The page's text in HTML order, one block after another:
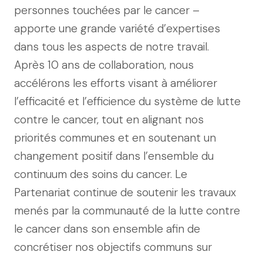
personnes touchées par le cancer –
apporte une grande variété d’expertises
dans tous les aspects de notre travail.
Après 10 ans de collaboration, nous
accélérons les efforts visant à améliorer
l’efficacité et l’efficience du système de lutte
contre le cancer, tout en alignant nos
priorités communes et en soutenant un
changement positif dans l’ensemble du
continuum des soins du cancer. Le
Partenariat continue de soutenir les travaux
menés par la communauté de la lutte contre
le cancer dans son ensemble afin de
concrétiser nos objectifs communs sur